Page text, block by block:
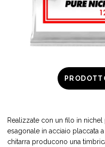
Realizzate con un filo in
esagonale in acciaio placcata
chitarra producono una